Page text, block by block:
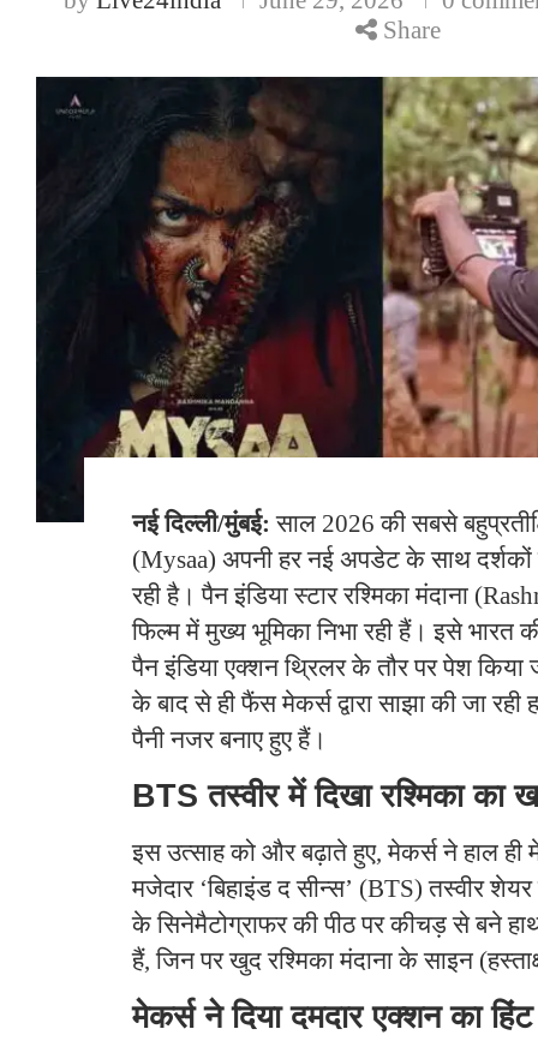
Share
नई दिल्ली/मुंबई: साल 2026 की सबसे
(Mysaa) अपनी हर नई अपडेट के साथ दर्शकों
रही है। पैन इंडिया स्टार रश्मिका मंदाना
फिल्म में मुख्य भूमिका निभा रही हैं। इसे भारत
पैन इंडिया एक्शन थ्रिलर के तौर पर पेश किया
के बाद से ही फैंस मेकर्स द्वारा साझा की जा
पैनी नजर बनाए हुए हैं।
BTS तस्वीर में दिखा रश्मिका का
इस उत्साह को और बढ़ाते हुए, मेकर्स ने हाल ही
मजेदार ‘बिहाइंड द सीन्स’ (BTS) तस्वीर
के सिनेमैटोग्राफर की पीठ पर कीचड़ से बने
हैं, जिन पर खुद रश्मिका मंदाना के साइन
मेकर्स ने दिया दमदार एक्शन का हिंट